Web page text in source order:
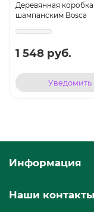
Деревянная коробка
шампанским Bosca
1 548 руб.
Уведомить
Информация
Наши контакты